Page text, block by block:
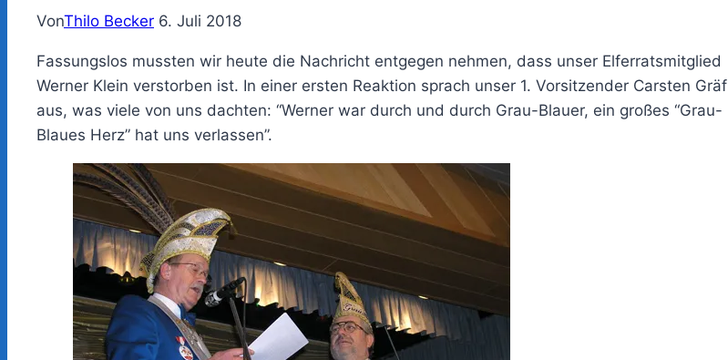
VonThilo Becker 6. Juli 2018
Fassungslos mussten wir heute die Nachricht entgegen nehmen, dass unser Elferratsmitglied
Werner Klein verstorben ist. In einer ersten Reaktion sprach unser 1. Vorsitzender Carsten Gräf
aus, was viele von uns dachten: “Werner war durch und durch Grau-Blauer, ein großes “Grau-
Blaues Herz” hat uns verlassen”.